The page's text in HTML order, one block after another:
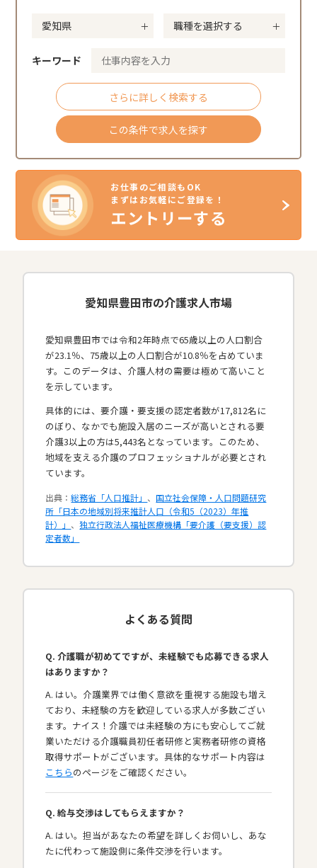
キーワード
さらに詳しく検索する
この条件で求人を探す
お仕事のご相談もOK
まずはお気軽にご登録を！
エントリーする
愛知県豊田市の介護求人市場
愛知県豊田市では令和2年時点で65歳以上の人口割合
が23.1％、75歳以上の人口割合が10.8％を占めていま
す。このデータは、介護人材の需要は極めて高いこと
を示しています。
具体的には、要介護・要支援の認定者数が17,812名に
のぼり、なかでも施設入居のニーズが高いとされる要
介護3以上の方は5,443名となっています。このため、
地域を支える介護のプロフェッショナルが必要とされ
ています。​
出典：総務省「人口推計」 、国立社会保障・人口問題研究
所「日本の地域別将来推計人口（令和5（2023）年推
計）」 、独立行政法人福祉医療機構「要介護（要支援）認
定者数」
よくある質問
Q. 介護職が初めてですが、未経験でも応募できる求人
はありますか？
A. はい。介護業界では働く意欲を重視する施設も増え
ており、未経験の方を歓迎している求人が多数ござい
ます。ナイス！介護では未経験の方にも安心してご就
業いただける介護職員初任者研修と実務者研修の資格
取得サポートがございます。具体的なサポート内容は
こちらのページをご確認ください。
Q. 給与交渉はしてもらえますか？
A. はい。担当があなたの希望を詳しくお伺いし、あな
たに代わって施設側に条件交渉を行います。